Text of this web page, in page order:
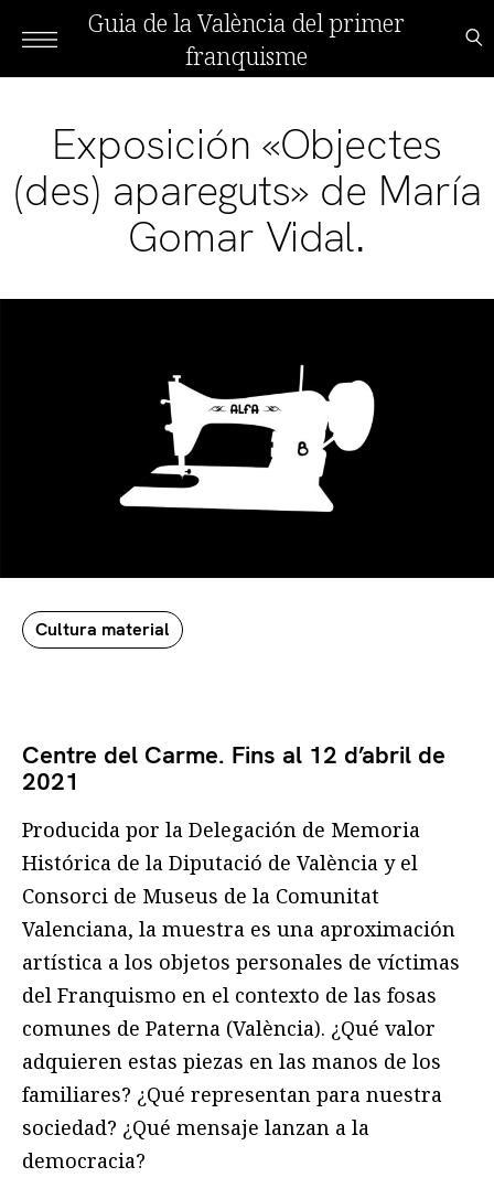
Guia de la València del primer
franquisme
Exposición «Objectes
(des) apareguts» de María
Gomar Vidal.
Cultura material
Centre del Carme. Fins al 12 d’abril de
2021
Producida por la Delegación de Memoria
Histórica de la Diputació de València y el
Consorci de Museus de la Comunitat
Valenciana, la muestra es una aproximación
artística a los objetos personales de víctimas
del Franquismo en el contexto de las fosas
comunes de Paterna (València). ¿Qué valor
adquieren estas piezas en las manos de los
familiares? ¿Qué representan para nuestra
sociedad? ¿Qué mensaje lanzan a la
democracia?